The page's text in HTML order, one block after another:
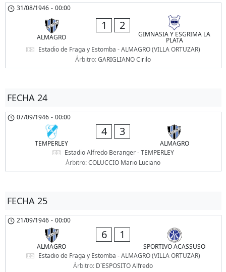
31/08/1946 - 00:00
ALMAGRO
1 2
GIMNASIA Y ESGRIMA LA
PLATA
Estadio de Fraga y Estomba - ALMAGRO (VILLA ORTUZAR)
Árbitro:GARIGLIANO Cirilo
FECHA 24
07/09/1946 - 00:00
TEMPERLEY
4 3
ALMAGRO
Estadio Alfredo Beranger - TEMPERLEY
Árbitro:COLUCCIO Mario Luciano
FECHA 25
21/09/1946 - 00:00
ALMAGRO
6 1
SPORTIVO ACASSUSO
Estadio de Fraga y Estomba - ALMAGRO (VILLA ORTUZAR)
Árbitro: D´ESPOSITO Alfredo